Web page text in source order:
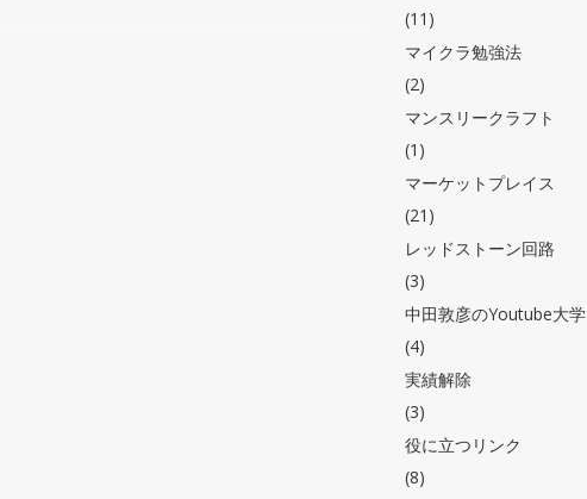
(11)
マイクラ勉強法
(2)
マンスリークラフト
(1)
マーケットプレイス
(21)
レッドストーン回路
(3)
中田敦彦のYoutube大学
(4)
実績解除
(3)
役に立つリンク
(8)